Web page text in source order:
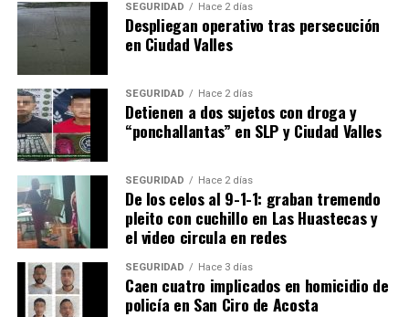
SEGURIDAD Hace 2 días
Despliegan operativo tras persecución
en Ciudad Valles
SEGURIDAD Hace 2 días
Detienen a dos sujetos con droga y
“ponchallantas” en SLP y Ciudad Valles
SEGURIDAD Hace 2 días
De los celos al 9-1-1: graban tremendo
pleito con cuchillo en Las Huastecas y
el video circula en redes
SEGURIDAD Hace 3 días
Caen cuatro implicados en homicidio de
policía en San Ciro de Acosta